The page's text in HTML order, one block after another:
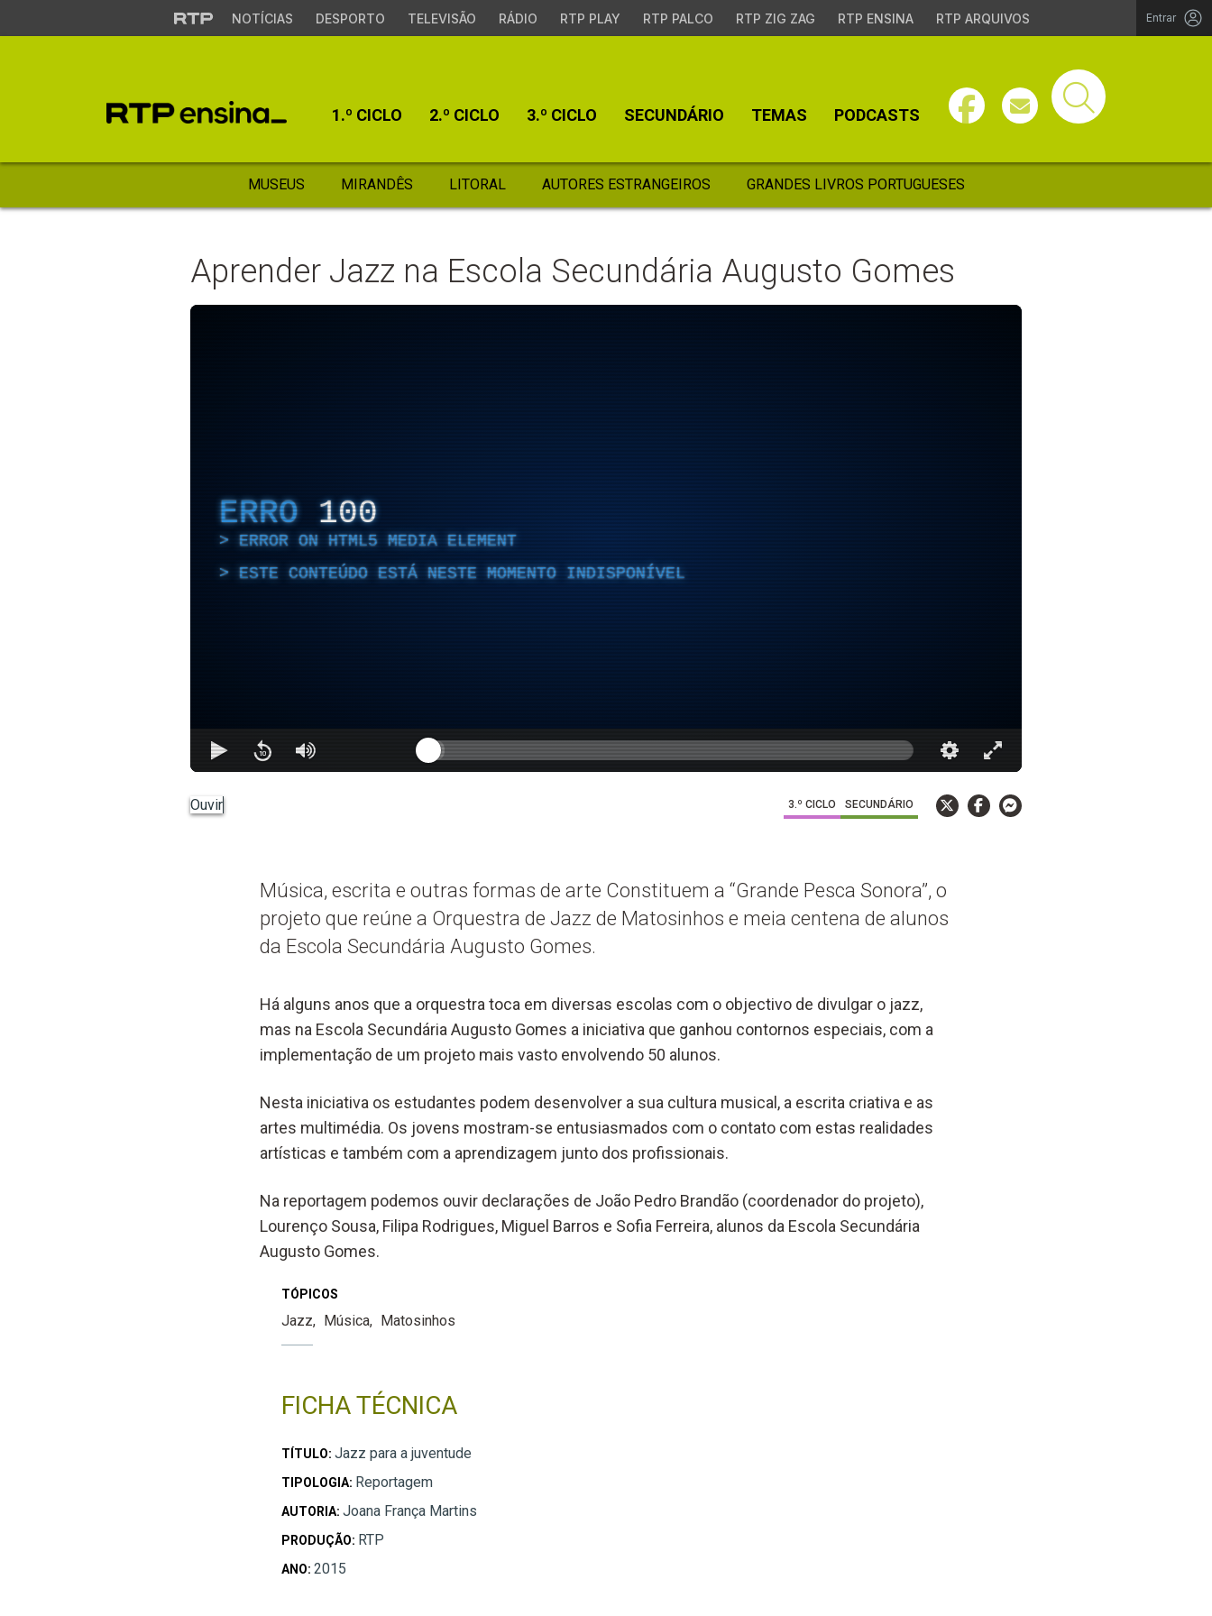
NOTÍCIAS DESPORTO TELEVISÃO RÁDIO RTP PLAY RTP PALCO RTP ZIG ZAG RTP ENSINA RTP ARQUIVOS Entrar
1.º CICLO 2.º CICLO 3.º CICLO SECUNDÁRIO TEMAS PODCASTS
MUSEUS MIRANDÊS LITORAL AUTORES ESTRANGEIROS GRANDES LIVROS PORTUGUESES
Aprender Jazz na Escola Secundária Augusto Gomes
ERRO 100
ERROR ON HTML5 MEDIA ELEMENT
ESTE CONTEÚDO ESTÁ NESTE MOMENTO INDISPONÍVEL
Ouvir 3.º CICLO SECUNDÁRIO
Música, escrita e outras formas de arte Constituem a “Grande Pesca Sonora”, o
projeto que reúne a Orquestra de Jazz de Matosinhos e meia centena de alunos
da Escola Secundária Augusto Gomes.
Há alguns anos que a orquestra toca em diversas escolas com o objectivo de divulgar o jazz,
mas na Escola Secundária Augusto Gomes a iniciativa que ganhou contornos especiais, com a
implementação de um projeto mais vasto envolvendo 50 alunos.
Nesta iniciativa os estudantes podem desenvolver a sua cultura musical, a escrita criativa e as
artes multimédia. Os jovens mostram-se entusiasmados com o contato com estas realidades
artísticas e também com a aprendizagem junto dos profissionais.
Na reportagem podemos ouvir declarações de João Pedro Brandão (coordenador do projeto),
Lourenço Sousa, Filipa Rodrigues, Miguel Barros e Sofia Ferreira, alunos da Escola Secundária
Augusto Gomes.
TÓPICOS
Jazz Música Matosinhos
FICHA TÉCNICA
TÍTULO: Jazz para a juventude
TIPOLOGIA: Reportagem
AUTORIA: Joana França Martins
PRODUÇÃO: RTP
ANO: 2015